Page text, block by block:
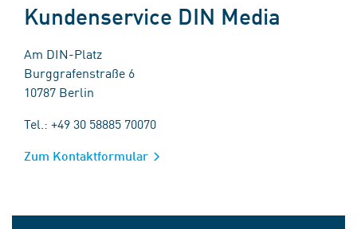
Kundenservice DIN Media
Am DIN-Platz
Burggrafenstraße 6
10787 Berlin
Tel.: +49 30 58885 70070
Zum Kontaktformular